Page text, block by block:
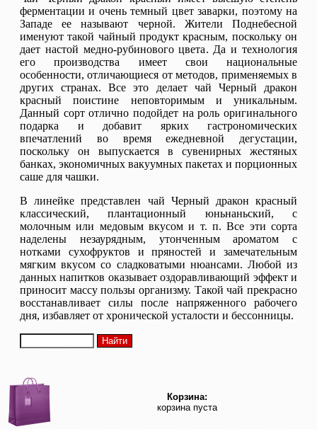
ферментации и очень темный цвет заварки, поэтому на
Западе ее называют черной. Жители Поднебесной
именуют такой чайный продукт красным, поскольку он
дает настой медно-рубинового цвета. Да и технология
его производства имеет свои национальные
особенности, отличающиеся от методов, применяемых в
других странах. Все это делает чай Черный дракон
красный поистине неповторимым и уникальным.
Данный сорт отлично подойдет на роль оригинального
подарка и добавит ярких гастрономических
впечатлений во время ежедневной дегустации,
поскольку он выпускается в сувенирных жестяных
банках, экономичных вакуумных пакетах и порционных
саше для чашки.
В линейке представлен чай Черный дракон красный
классический, плантационный юньнаньский, с
молочным или медовым вкусом и т. п. Все эти сорта
наделены незаурядным, утонченным ароматом с
нотками сухофруктов и пряностей и замечательным
мягким вкусом со сладковатыми нюансами. Любой из
данных напитков оказывает оздоравливающий эффект и
приносит массу пользы организму. Такой чай прекрасно
восстанавливает силы после напряженного рабочего
дня, избавляет от хронической усталости и бессонницы.
Корзина:
корзина пуста